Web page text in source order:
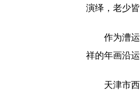
演绎，老少
作为漕运
祥的年画沿
天津市西